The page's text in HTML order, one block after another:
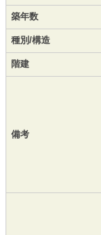
築年数
種別/構造
階建
備考